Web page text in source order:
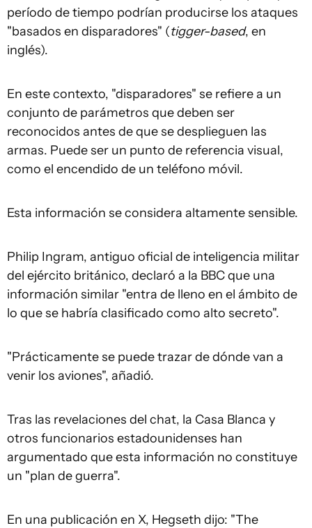
período de tiempo podrían producirse los ataques
"basados ​​en disparadores" (tigger-based, en
inglés).
En este contexto, "disparadores" se refiere a un
conjunto de parámetros que deben ser
reconocidos antes de que se desplieguen las
armas. Puede ser un punto de referencia visual,
como el encendido de un teléfono móvil.
Esta información se considera altamente sensible.
Philip Ingram, antiguo oficial de inteligencia militar
del ejército británico, declaró a la BBC que una
información similar "entra de lleno en el ámbito de
lo que se habría clasificado como alto secreto".
"Prácticamente se puede trazar de dónde van a
venir los aviones", añadió.
Tras las revelaciones del chat, la Casa Blanca y
otros funcionarios estadounidenses han
argumentado que esta información no constituye
un "plan de guerra".
En una publicación en X, Hegseth dijo: "The